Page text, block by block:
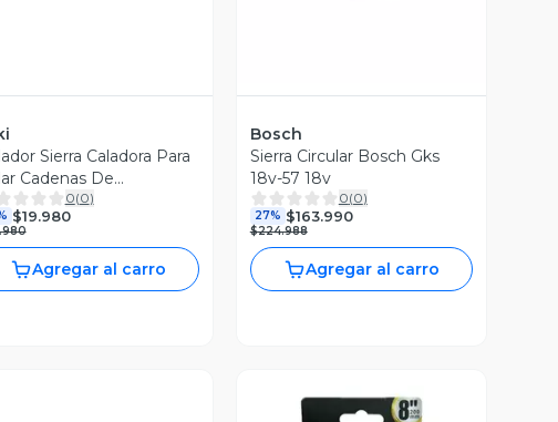
Sierra Caladora Para
Cadenas De
0(0)
$19.980
Agregar al carro
Bosch
Sierra Circular Bosch Gks
18v-57 18v
0(0)
27% $163.990
$224.988
Agregar al carro